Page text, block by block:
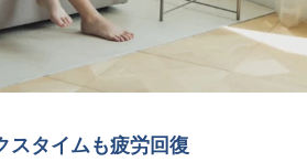
スタイムも疲労回復